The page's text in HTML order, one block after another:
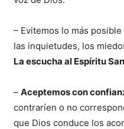
– Evitemos lo más
las inquietudes, los
La escucha al Espíritu
– Aceptemos con
contraríen o no
que Dios conduce los